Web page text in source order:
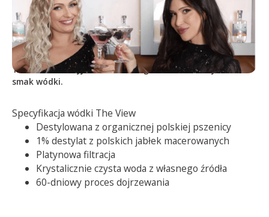
The View
THE VIEW - odkryj niesamowicie gładki i delikatny
smak wódki.
Specyfikacja wódki The View
Destylowana z organicznej polskiej pszenicy
1% destylat z polskich jabłek macerowanych
Platynowa filtracja
Krystalicznie czysta woda z własnego źródła
60-dniowy proces dojrzewania